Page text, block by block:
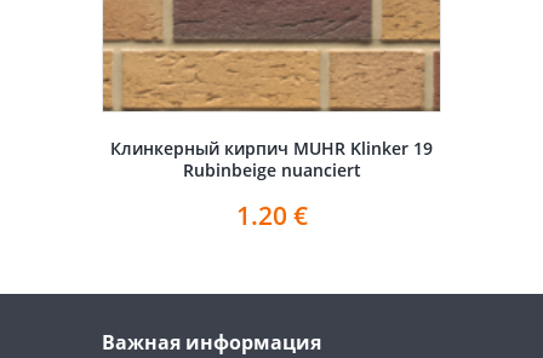
Клинкерный кирпич MUHR Klinker 19
Rubinbeige nuanciert
1.20 €
Важная информация